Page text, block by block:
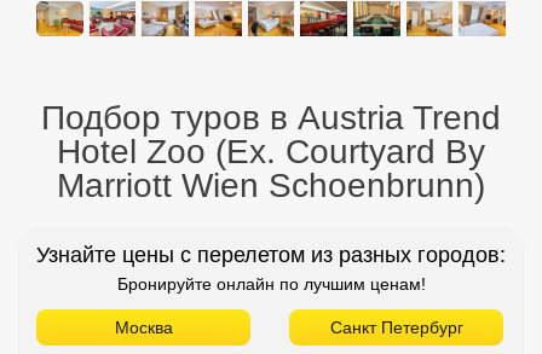
Подбор туров в Austria Trend
Hotel Zoo (Ex. Courtyard By
Marriott Wien Schoenbrunn)
Узнайте цены с перелетом из разных городов:
Бронируйте онлайн по лучшим ценам!
Москва Санкт Петербург